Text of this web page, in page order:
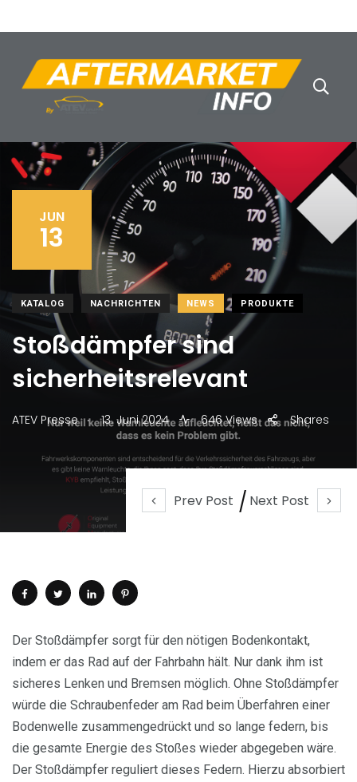
Prev Post Next Post
JUN
13
KATALOG NACHRICHTEN NEWS PRODUKTE
Stoßdämpfer sind
sicherheitsrelevant
ATEV Presse . 13. Juni 2024 646 Views Shares
Der Stoßdämpfer sorgt für den nötigen Bodenkontakt,
indem er das Rad auf der Fahrbahn hält. Nur dank ihm ist
sicheres Lenken und Bremsen möglich. Ohne Stoßdämpfer
würde die Schraubenfeder am Rad beim Überfahren einer
Bodenwelle zusammengedrückt und so lange federn, bis
die gesamte Energie des Stoßes wieder abgegeben wäre.
Der Stoßdämpfer reguliert dieses Federn. Hierzu absorbiert